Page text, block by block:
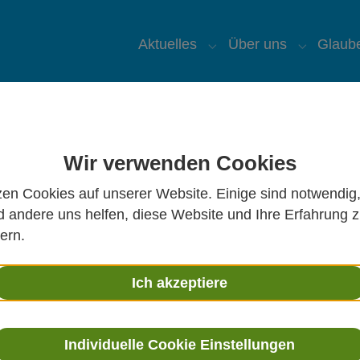
Wir verwenden Cookies
Cookies auf unserer Website. Einige sind notwendig,
andere uns helfen, diese Website und Ihre Erfahrung
Ich akzeptiere
Individuelle Cookie Einstellungen
Aktuelles
Submenu for
Über uns
St. Ursula auf Facebook
St. Ursula auf YouTube